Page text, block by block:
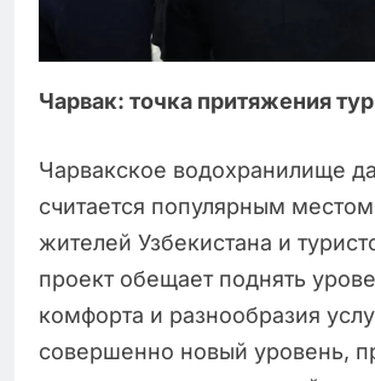
Чарвак: точка притяжения
Чарвакское водохранилище
считается популярным
жителей Узбекистана и
проект обещает поднять
комфорта и разнообразия
совершенно новый уровень,